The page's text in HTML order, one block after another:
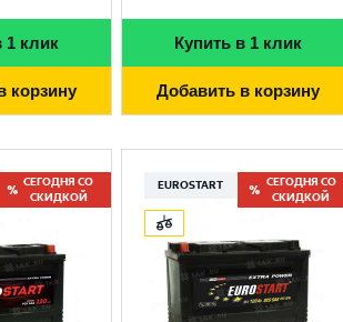
1 клик
корзину
Купить в 1 клик
Добавить в корзину
СЕГОДНЯ СО
СКИДКОЙ
EUROSTART
СЕГОДНЯ СО
СКИДКОЙ